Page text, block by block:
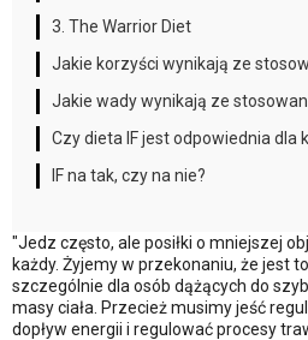
3. The Warrior Diet
Jakie korzyści wynikają ze
Jakie wady wynikają ze
Czy dieta IF jest odpowiednia dla
IF na tak, czy na nie?
"Jedz często, ale posiłki o mniejszej
każdy. Żyjemy w przekonaniu, że jest
szczególnie dla osób dążących do
masy ciała. Przecież musimy jeść
dopływ energii i regulować procesy